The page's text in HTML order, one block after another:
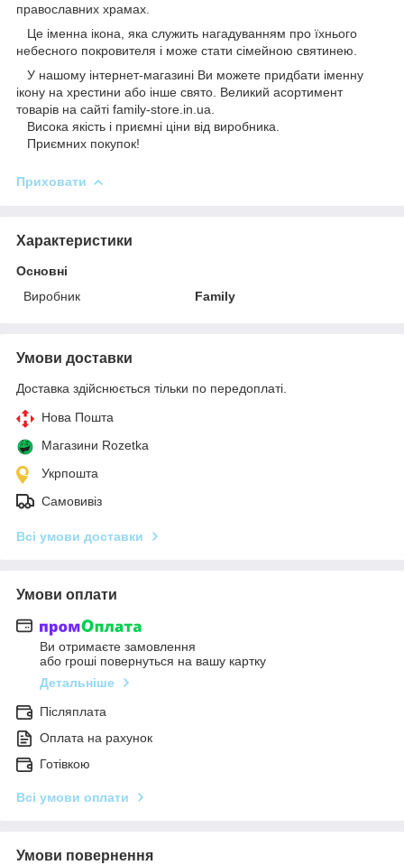
православних храмах.
Це іменна ікона, яка служить нагадуванням про їхнього
небесного покровителя і може стати сімейною святинею.
У нашому інтернет-магазині Ви можете придбати іменну
ікону на хрестини або інше свято. Великий асортимент
товарів на сайті family-store.in.ua.
Висока якість і приємні ціни від виробника.
Приємних покупок!
Приховати
Характеристики
Основні
Виробник
Family
Умови доставки
Доставка здійснюється тільки по передоплаті.
Нова Пошта
Магазини Rozetka
Укрпошта
Самовивіз
Всі умови доставки
Умови оплати
Ви отримаєте замовлення
або гроші повернуться на вашу картку
Детальніше
Післяплата
Оплата на рахунок
Готівкою
Всі умови оплати
Умови повернення